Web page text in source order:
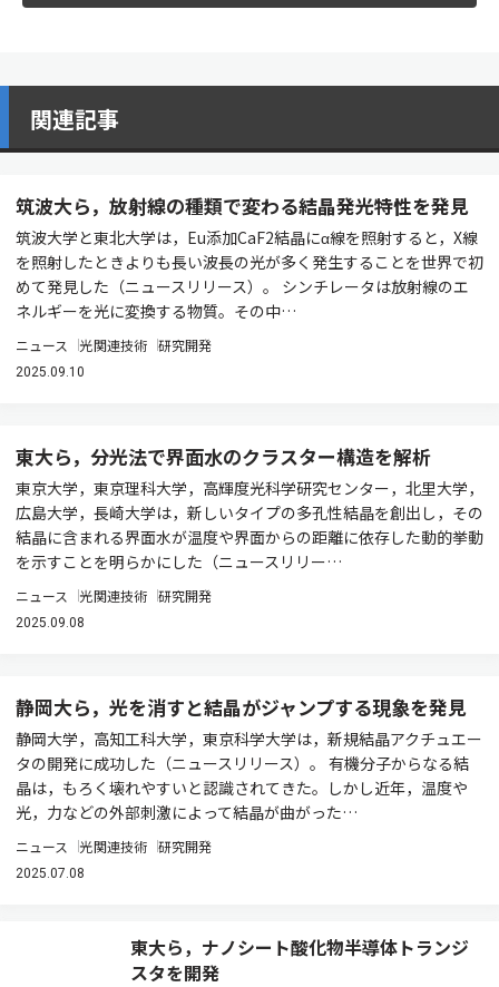
関連記事
筑波大ら，放射線の種類で変わる結晶発光特性を発見
筑波大学と東北大学は，Eu添加CaF2結晶にα線を照射すると，X線
を照射したときよりも長い波長の光が多く発生することを世界で初
めて発見した（ニュースリリース）。 シンチレータは放射線のエ
ネルギーを光に変換する物質。その中…
ニュース 光関連技術 研究開発
2025.09.10
東大ら，分光法で界面水のクラスター構造を解析
東京大学，東京理科大学，高輝度光科学研究センター，北里大学，
広島大学，長崎大学は，新しいタイプの多孔性結晶を創出し，その
結晶に含まれる界面水が温度や界面からの距離に依存した動的挙動
を示すことを明らかにした（ニュースリリー…
ニュース 光関連技術 研究開発
2025.09.08
静岡大ら，光を消すと結晶がジャンプする現象を発見
静岡大学，高知工科大学，東京科学大学は，新規結晶アクチュエー
タの開発に成功した（ニュースリリース）。 有機分子からなる結
晶は，もろく壊れやすいと認識されてきた。しかし近年，温度や
光，力などの外部刺激によって結晶が曲がった…
ニュース 光関連技術 研究開発
2025.07.08
東大ら，ナノシート酸化物半導体トランジ
スタを開発